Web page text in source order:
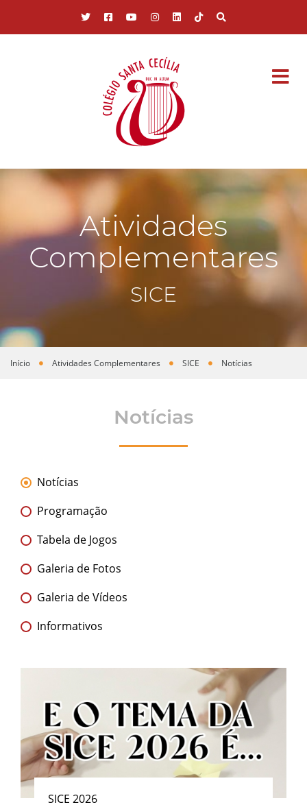
Atividades
Complementares
SICE
Você está aqui
Início Atividades Complementares SICE Notícias
Notícias
Notícias
Programação
Tabela de Jogos
Galeria de Fotos
Galeria de Vídeos
Informativos
SICE 2026